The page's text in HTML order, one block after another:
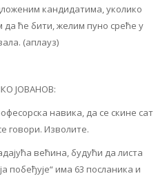
кандидатима, уколико
да ће бити, желим пуно среће у
(аплауз)
ЈОВАНОВ:
навика, да се скине сат
говори. Изволите.
већина, будући да листа
побеђује“ има 63 посланика и